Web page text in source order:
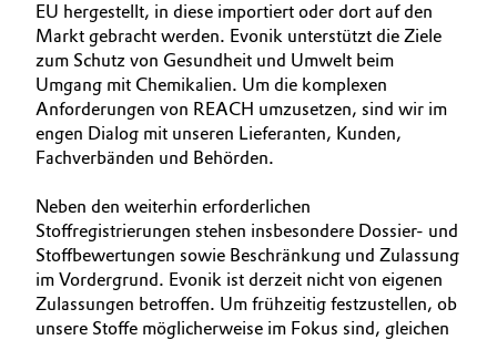
Animal Nutrition & Health
Automotive & Transportation
Battery
Building, Construction & Infrastructure
Catalysts
Chemical Industry
Purpose
BVB Partnerschaft
Geschichte
Struktur & Organisation
Vorstand
Aufsichtsrat
Struktur
INVESTOREN
NACHHALTIGKEIT
KARRIERE
MEDIEN
EVENTS
EU hergestellt, in diese importiert oder dort auf den
Markt gebracht werden. Evonik unterstützt die Ziele
zum Schutz von Gesundheit und Umwelt beim
Umgang mit Chemikalien. Um die komplexen
Anforderungen von REACH umzusetzen, sind wir im
engen Dialog mit unseren Lieferanten, Kunden,
Fachverbänden und Behörden.
Neben den weiterhin erforderlichen
Stoffregistrierungen stehen insbesondere Dossier- und
Stoffbewertungen sowie Beschränkung und Zulassung
im Vordergrund. Evonik ist derzeit nicht von eigenen
Zulassungen betroffen. Um frühzeitig festzustellen, ob
unsere Stoffe möglicherweise im Fokus sind, gleichen